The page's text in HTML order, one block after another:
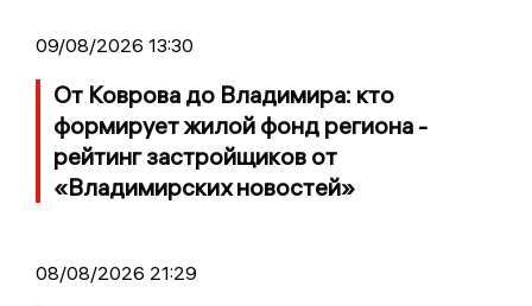
09/08/2026 13:30
От Коврова до Владимира: кто
формирует жилой фонд региона -
рейтинг застройщиков от
«Владимирских новостей»
08/08/2026 21:29